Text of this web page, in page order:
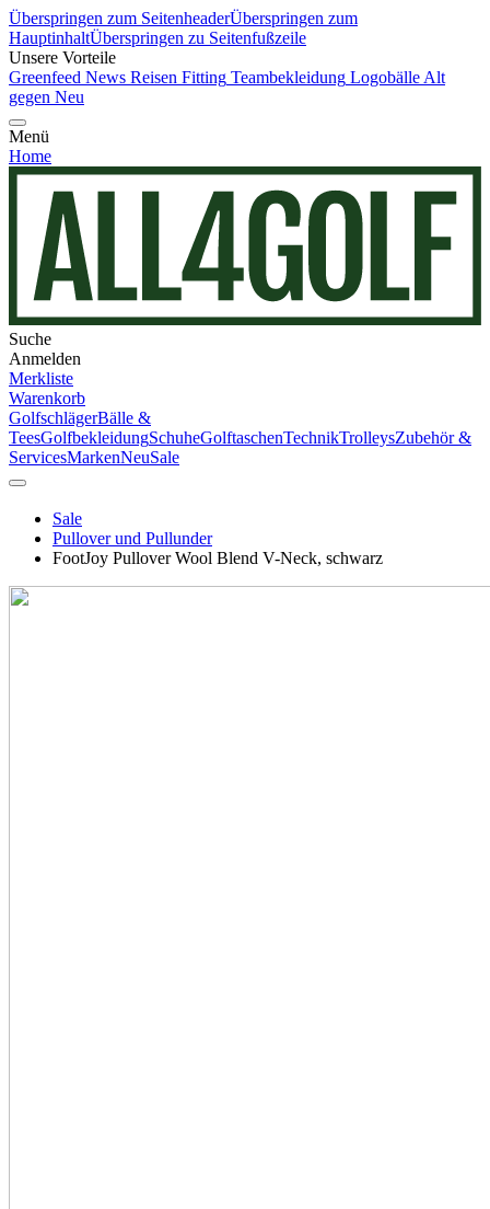
Überspringen zum SeitenheaderÜberspringen zum
HauptinhaltÜberspringen zu Seitenfußzeile
Unsere Vorteile
Greenfeed News Reisen Fitting Teambekleidung Logobälle Alt
gegen Neu
Menü
Home
Suche
Anmelden
Merkliste
Warenkorb
GolfschlägerBälle &
TeesGolfbekleidungSchuheGolftaschenTechnikTrolleysZubehör &
ServicesMarkenNeuSale
Sale
Pullover und Pullunder
FootJoy Pullover Wool Blend V-Neck, schwarz